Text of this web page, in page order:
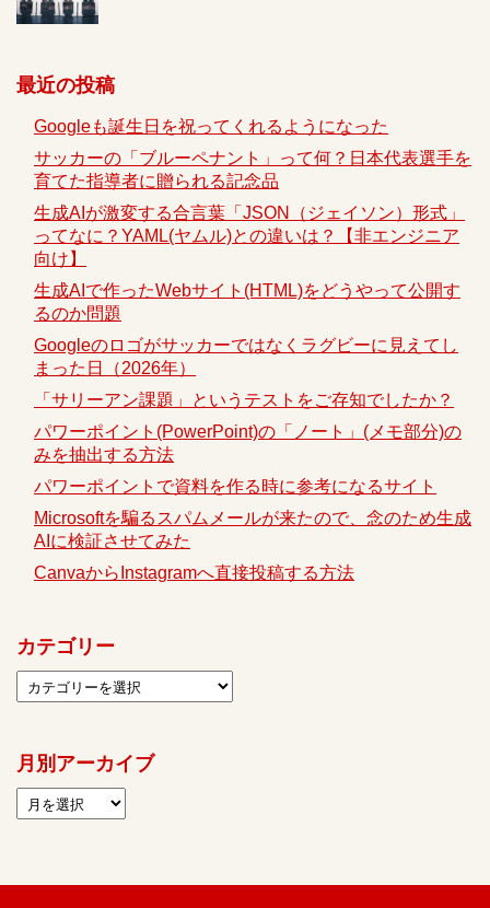
最近の投稿
Googleも誕生日を祝ってくれるようになった
サッカーの「ブルーペナント」って何？日本代表選手を
育てた指導者に贈られる記念品
生成AIが激変する合言葉「JSON（ジェイソン）形式」
ってなに？YAML(ヤムル)との違いは？【非エンジニア
向け】
生成AIで作ったWebサイト(HTML)をどうやって公開す
るのか問題
Googleのロゴがサッカーではなくラグビーに見えてし
まった日（2026年）
「サリーアン課題」というテストをご存知でしたか？
パワーポイント(PowerPoint)の「ノート」(メモ部分)の
みを抽出する方法
パワーポイントで資料を作る時に参考になるサイト
Microsoftを騙るスパムメールが来たので、念のため生成
AIに検証させてみた
CanvaからInstagramへ直接投稿する方法
カテゴリー
月別アーカイブ